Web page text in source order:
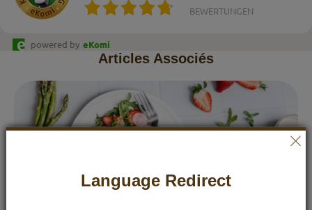
BEWERTUNGEN
powered by eKomi
Articles Associés
Language Redirect